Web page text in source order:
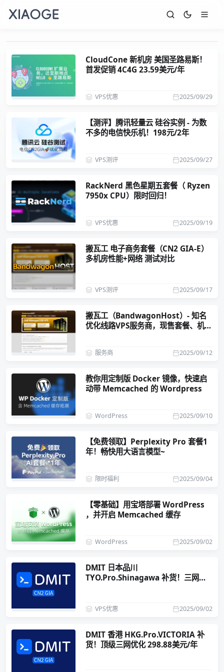
CloudCone 新机房 美国圣路易斯！
首发促销 4C4G 23.59美元/年
2025/09/29
VPS优惠
【测评】腾讯轻量云 硅谷实例 - 为数
不多的电信快乐机！198元/2年
2025/09/27
VPS测评
RackNerd 黑色星期五套餐（ Ryzen
7950x CPU）限时回归！
2025/09/19
VPS优惠
搬瓦工 电子商务套餐（CN2 GIA-E）
多机房性能+网络 测试对比
2025/09/17
VPS测评
搬瓦工（BandwagonHost）- 知名
优化线路VPS服务商，现售套餐、机房
2025/09/12
服务商
教你用定制版 Docker 镜像，快速启
动带 Memcached 的 Wordpress
2025/09/10
WordPress
【免费领取】Perplexity Pro 套餐1
年！畅快用大语言模型~
2025/09/04
限时福利
【零基础】用宝塔部署 WordPress
，并开启 Memcached 缓存
2025/09/02
WordPress
DMIT 日本品川
TYO.Pro.Shinagawa 补货！三网
2025/09/02
VPS优惠
DMIT 香港 HKG.Pro.VICTORIA 补
货！顶级三网优化 298.88美元/年